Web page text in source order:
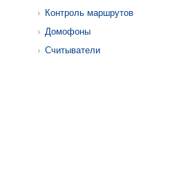
Контроль маршрутов
Домофоны
Считыватели